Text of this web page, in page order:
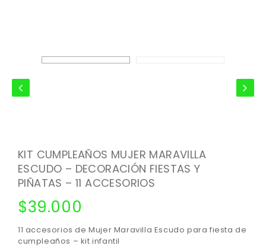
KIT CUMPLEAÑOS MUJER MARAVILLA
ESCUDO – DECORACIÓN FIESTAS Y
PIÑATAS – 11 ACCESORIOS
$39.000
11 accesorios de Mujer Maravilla Escudo para fiesta de
cumpleaños – kit infantil